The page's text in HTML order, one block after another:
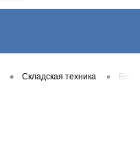
• Складская техника •